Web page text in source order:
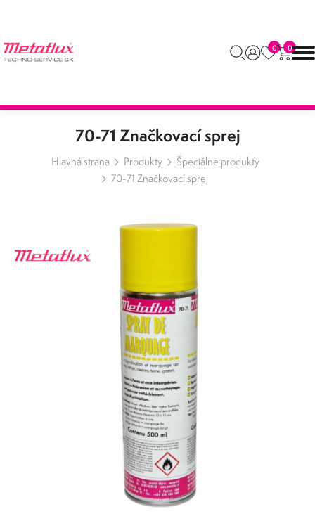
0 0
70-71 Značkovací sprej
Hlavná strana Produkty
Špeciálne produkty
70-71 Značkovací sprej